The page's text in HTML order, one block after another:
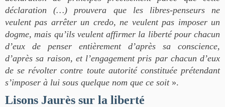
déclaration (…) prouvera que les libres-penseurs ne
veulent pas arrêter un credo, ne veulent pas imposer un
dogme, mais qu’ils veulent affirmer la liberté pour chacun
d’eux de penser entièrement d’après sa conscience,
d’après sa raison, et l’engagement pris par chacun d’eux
de se révolter contre toute autorité constituée prétendant
s’imposer à lui sous quelque nom que ce soit».
Lisons Jaurès sur la liberté